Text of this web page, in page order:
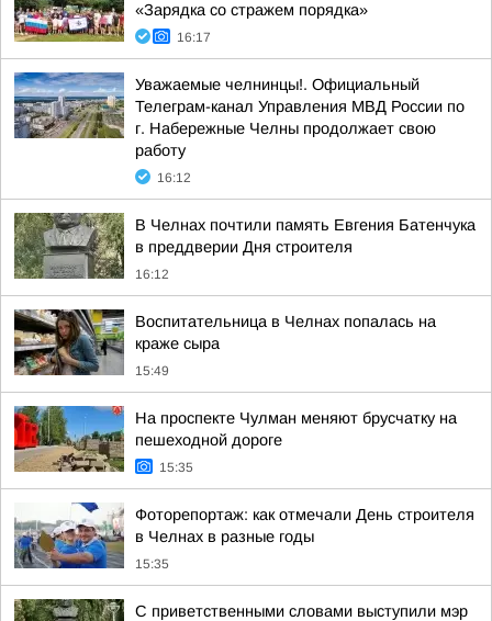
«Зарядка со стражем порядка»
16:17
Уважаемые челнинцы!. Официальный
Телеграм-канал Управления МВД России по
г. Набережные Челны продолжает свою
работу
16:12
В Челнах почтили память Евгения Батенчука
в преддверии Дня строителя
16:12
Воспитательница в Челнах попалась на
краже сыра
15:49
На проспекте Чулман меняют брусчатку на
пешеходной дороге
15:35
Фоторепортаж: как отмечали День строителя
в Челнах в разные годы
15:35
С приветственными словами выступили мэр